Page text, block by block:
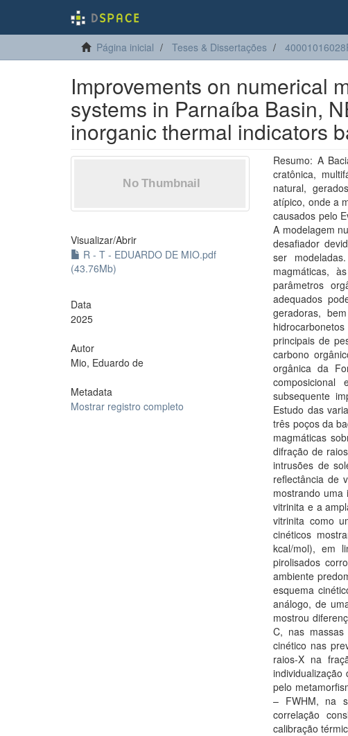
Página inicial Teses & Dissertações
Improvements on numerical
systems in Parnaíba Basin,
inorganic thermal indicators
Visualizar/Abrir
R - T - EDUARDO DE MIO.pdf
(43.76Mb)
Data
2025
Autor
Mio, Eduardo de
Metadata
Mostrar registro completo
Resumo: A
cratônica,
natural,
atípico, onde a
causados pelo
A modelagem
desafiador
ser
magmáticas,
parâmetros
adequados
geradoras,
principais de
carbono
orgânica da
subsequente
Estudo das
três poços da
magmáticas
difração de
intrusões de
reflectância de
mostrando uma
vitrinita e a
vitrinita como
cinéticos
kcal/mol), em
pirolisados
ambiente
esquema
análogo, de
mostrou
C, nas massas
cinético nas
raios-X na
individualização
pelo
– FWHM, na
correlação
calibração